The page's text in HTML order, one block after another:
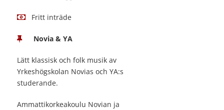
Fritt inträde
Novia & YA
Lätt klassisk och folk musik av
Yrkeshögskolan Novias och YA:s
studerande.
Ammattikorkeakoulu Novian ja